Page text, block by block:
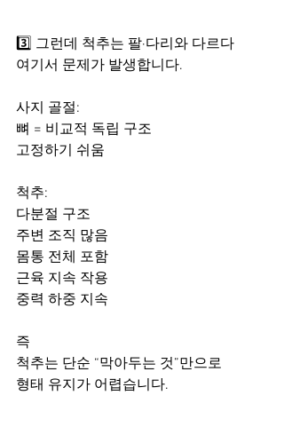
3️⃣ 그런데 척추는 팔·다리와 다르다
여기서 문제가 발생합니다.
사지 골절:
뼈 = 비교적 독립 구조
고정하기 쉬움
척추:
다분절 구조
주변 조직 많음
몸통 전체 포함
근육 지속 작용
중력 하중 지속
즉
척추는 단순 “막아두는 것”만으로
형태 유지가 어렵습니다.